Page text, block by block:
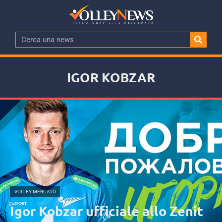
IGOR KOBZAR
VOLLEY MERCATO
Igor Kobzar ufficiale allo Zenit